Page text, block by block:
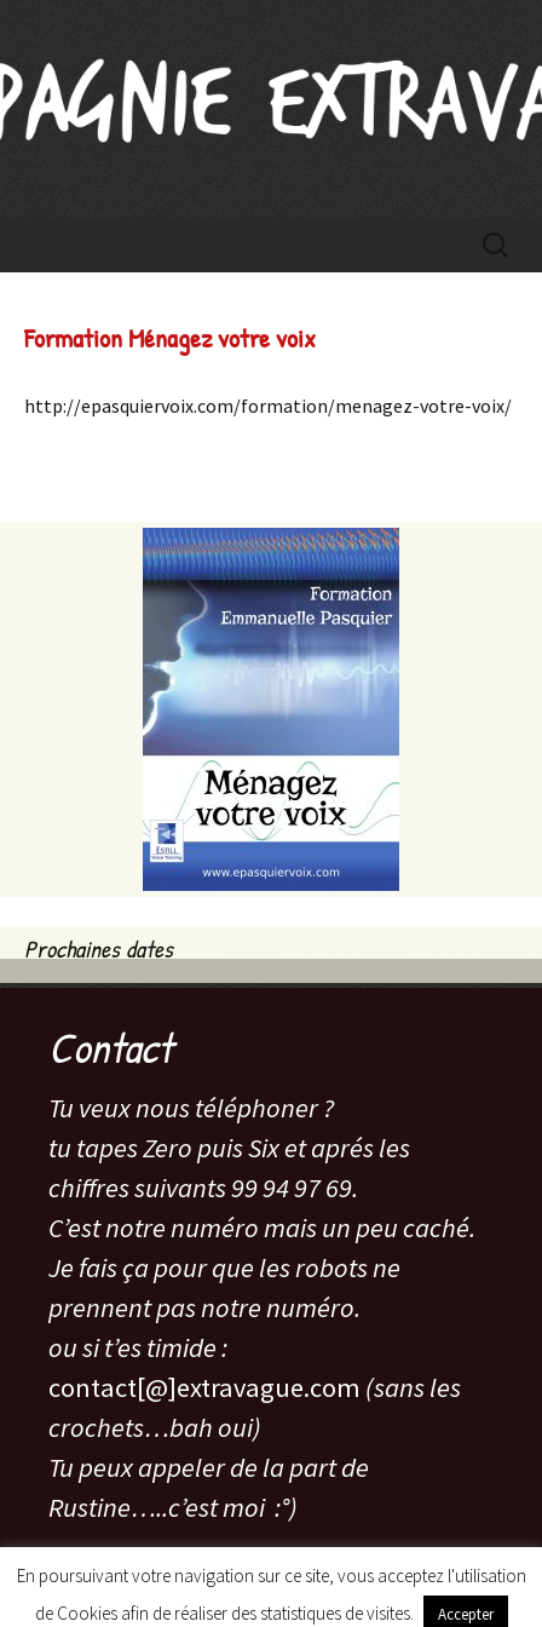
Compagnie Extravague
Formation Ménagez votre voix
http://epasquiervoix.com/formation/menagez-votre-voix/
Prochaines dates
Contact
Tu veux nous téléphoner ?
tu tapes Zero puis Six et aprés les
chiffres suivants 99 94 97 69.
C’est notre numéro mais un peu caché.
Je fais ça pour que les robots ne
prennent pas notre numéro.
ou si t’es timide :
contact[@]extravague.com (sans les
crochets…bah oui)
Tu peux appeler de la part de
Rustine…..c’est moi :°)
En poursuivant votre navigation sur ce site, vous acceptez l'utilisation
de Cookies afin de réaliser des statistiques de visites.
Accepter